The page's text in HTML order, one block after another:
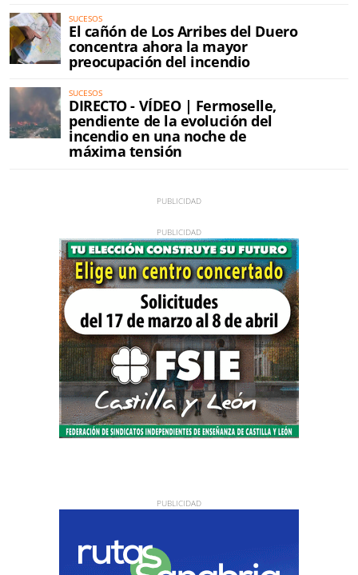
SUCESOS
El cañón de Los Arribes del Duero
concentra ahora la mayor
preocupación del incendio
SUCESOS
DIRECTO - VÍDEO | Fermoselle,
pendiente de la evolución del
incendio en una noche de
máxima tensión